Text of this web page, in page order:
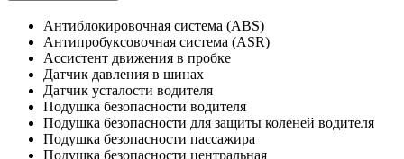
Антиблокировочная система (ABS)
Антипробуксовочная система (ASR)
Ассистент движения в пробке
Датчик давления в шинах
Датчик усталости водителя
Подушка безопасности водителя
Подушка безопасности для защиты коленей водителя
Подушка безопасности пассажира
Подушка безопасности центральная